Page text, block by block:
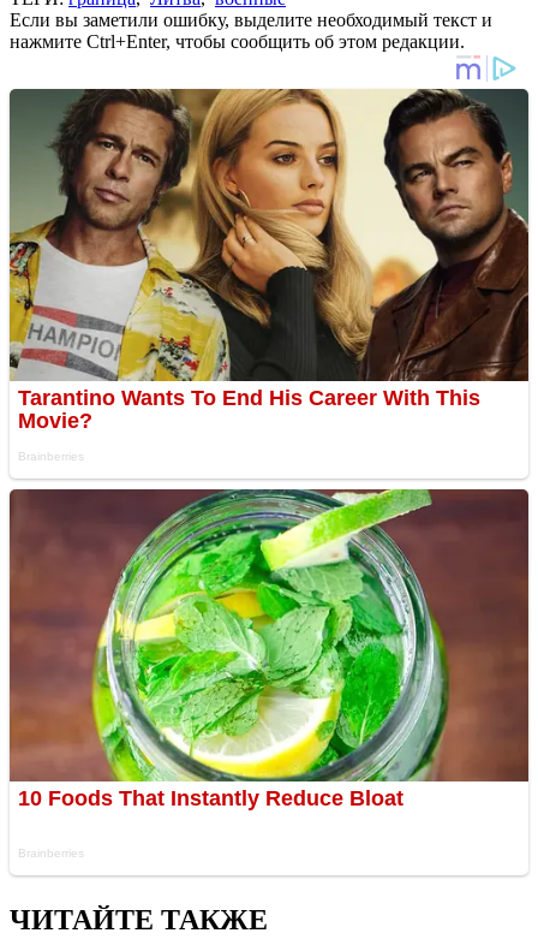
Если вы заметили ошибку, выделите необходимый текст и
нажмите Ctrl+Enter, чтобы сообщить об этом редакции.
ЧИТАЙТЕ ТАКЖЕ